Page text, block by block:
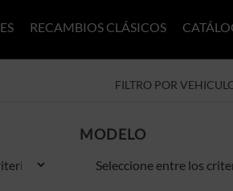
RECAMBIOS CLÁSICOS
FILTRO POR
MODELO